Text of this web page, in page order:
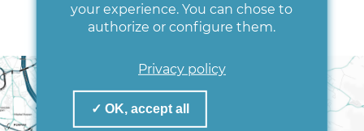
your experience. You can chose to
authorize or configure them.
Privacy policy
✓ OK, accept all